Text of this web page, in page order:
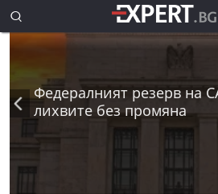
Федералният резерв на
лихвите без промяна